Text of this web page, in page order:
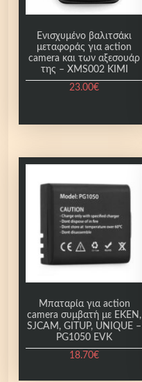
Ενισχυμένο βαλιτσάκι
μεταφοράς για action
camera και των αξεσουάρ
της – XMS002 KIMI
23.00€
Μπαταρία για action
camera συμβατή με EKEN,
SJCAM, GITUP, UNIQUE –
PG1050 EVK
18.70€